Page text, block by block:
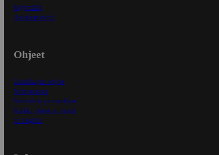
Myymälät
Asiakaspalvelu
Ohjeet
Ensitilaajan ohjeet
Näin maksat
Näin tilaat ja muokkaat
Kaikki ohjeet ja vinkit
In English